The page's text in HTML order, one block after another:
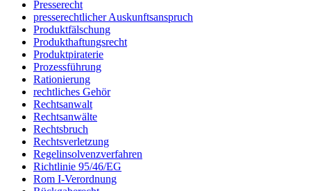
Presserecht
presserechtlicher Auskunftsanspruch
Produktfälschung
Produkthaftungsrecht
Produktpiraterie
Prozessführung
Rationierung
rechtliches Gehör
Rechtsanwalt
Rechtsanwälte
Rechtsbruch
Rechtsverletzung
Regelinsolvenzverfahren
Richtlinie 95/46/EG
Rom I-Verordnung